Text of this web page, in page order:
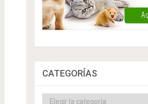
CATEGORÍAS
Categorías